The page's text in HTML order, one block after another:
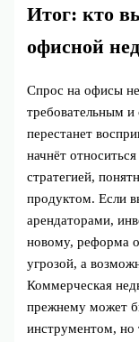
Итог: кто
офисной
Спрос на офисы
требовательным
перестанет
начнёт
стратегией,
продуктом. Если
арендаторами,
новому, реформа
угрозой, а
Коммерческая
прежнему может
инструментом, но